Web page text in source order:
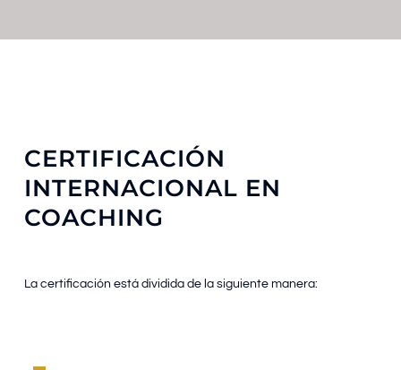
CERTIFICACIÓN
INTERNACIONAL EN
COACHING
La certificación está dividida de la siguiente manera: